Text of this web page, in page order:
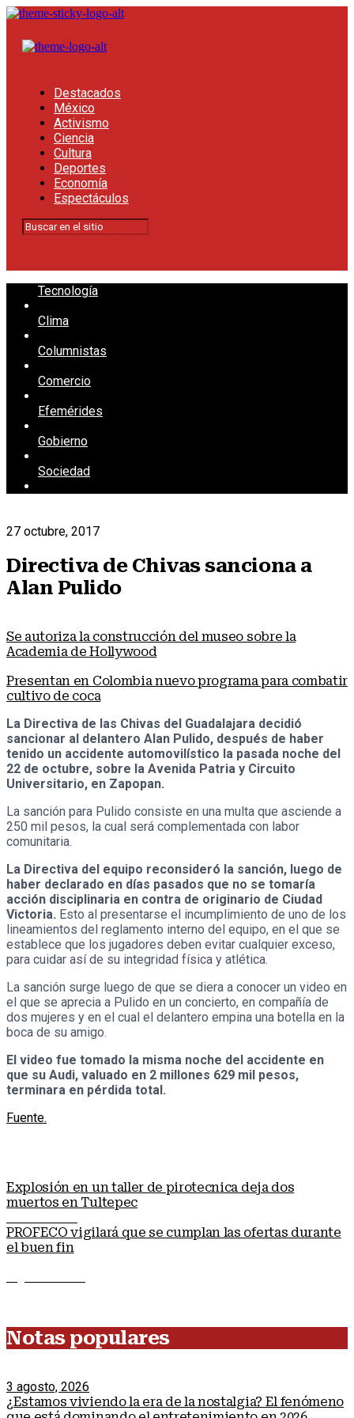
Destacados
México
Activismo
Ciencia
Cultura
Deportes
Economía
Espectáculos
Tecnología
Clima
Columnistas
Comercio
Efemérides
Gobierno
Sociedad
27 octubre, 2017
Directiva de Chivas sanciona a
Alan Pulido
Se autoriza la construcción del museo sobre la
Academia de Hollywood
Presentan en Colombia nuevo programa para combatir
cultivo de coca
La Directiva de las Chivas del Guadalajara decidió
sancionar al delantero Alan Pulido, después de haber
tenido un accidente automovilístico la pasada noche del
22 de octubre, sobre la Avenida Patria y Circuito
Universitario, en Zapopan.
La sanción para Pulido consiste en una multa que asciende a
250 mil pesos, la cual será complementada con labor
comunitaria.
La Directiva del equipo reconsideró la sanción, luego de
haber declarado en días pasados que no se tomaría
acción disciplinaria en contra de originario de Ciudad
Victoria. Esto al presentarse el incumplimiento de uno de los
lineamientos del reglamento interno del equipo, en el que se
establece que los jugadores deben evitar cualquier exceso,
para cuidar así de su integridad física y atlética.
La sanción surge luego de que se diera a conocer un video en
el que se aprecia a Pulido en un concierto, en compañía de
dos mujeres y en el cual el delantero empina una botella en la
boca de su amigo.
El video fue tomado la misma noche del accidente en
que su Audi, valuado en 2 millones 629 mil pesos,
terminara en pérdida total.
Fuente.
Explosión en un taller de pirotecnica deja dos
muertos en Tultepec
PROFECO vigilará que se cumplan las ofertas durante
el buen fin
Notas populares
3 agosto, 2026
¿Estamos viviendo la era de la nostalgia? El fenómeno